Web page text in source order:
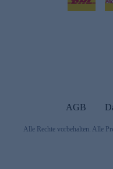
AGB
Alle Rechte vorbehalten. Alle